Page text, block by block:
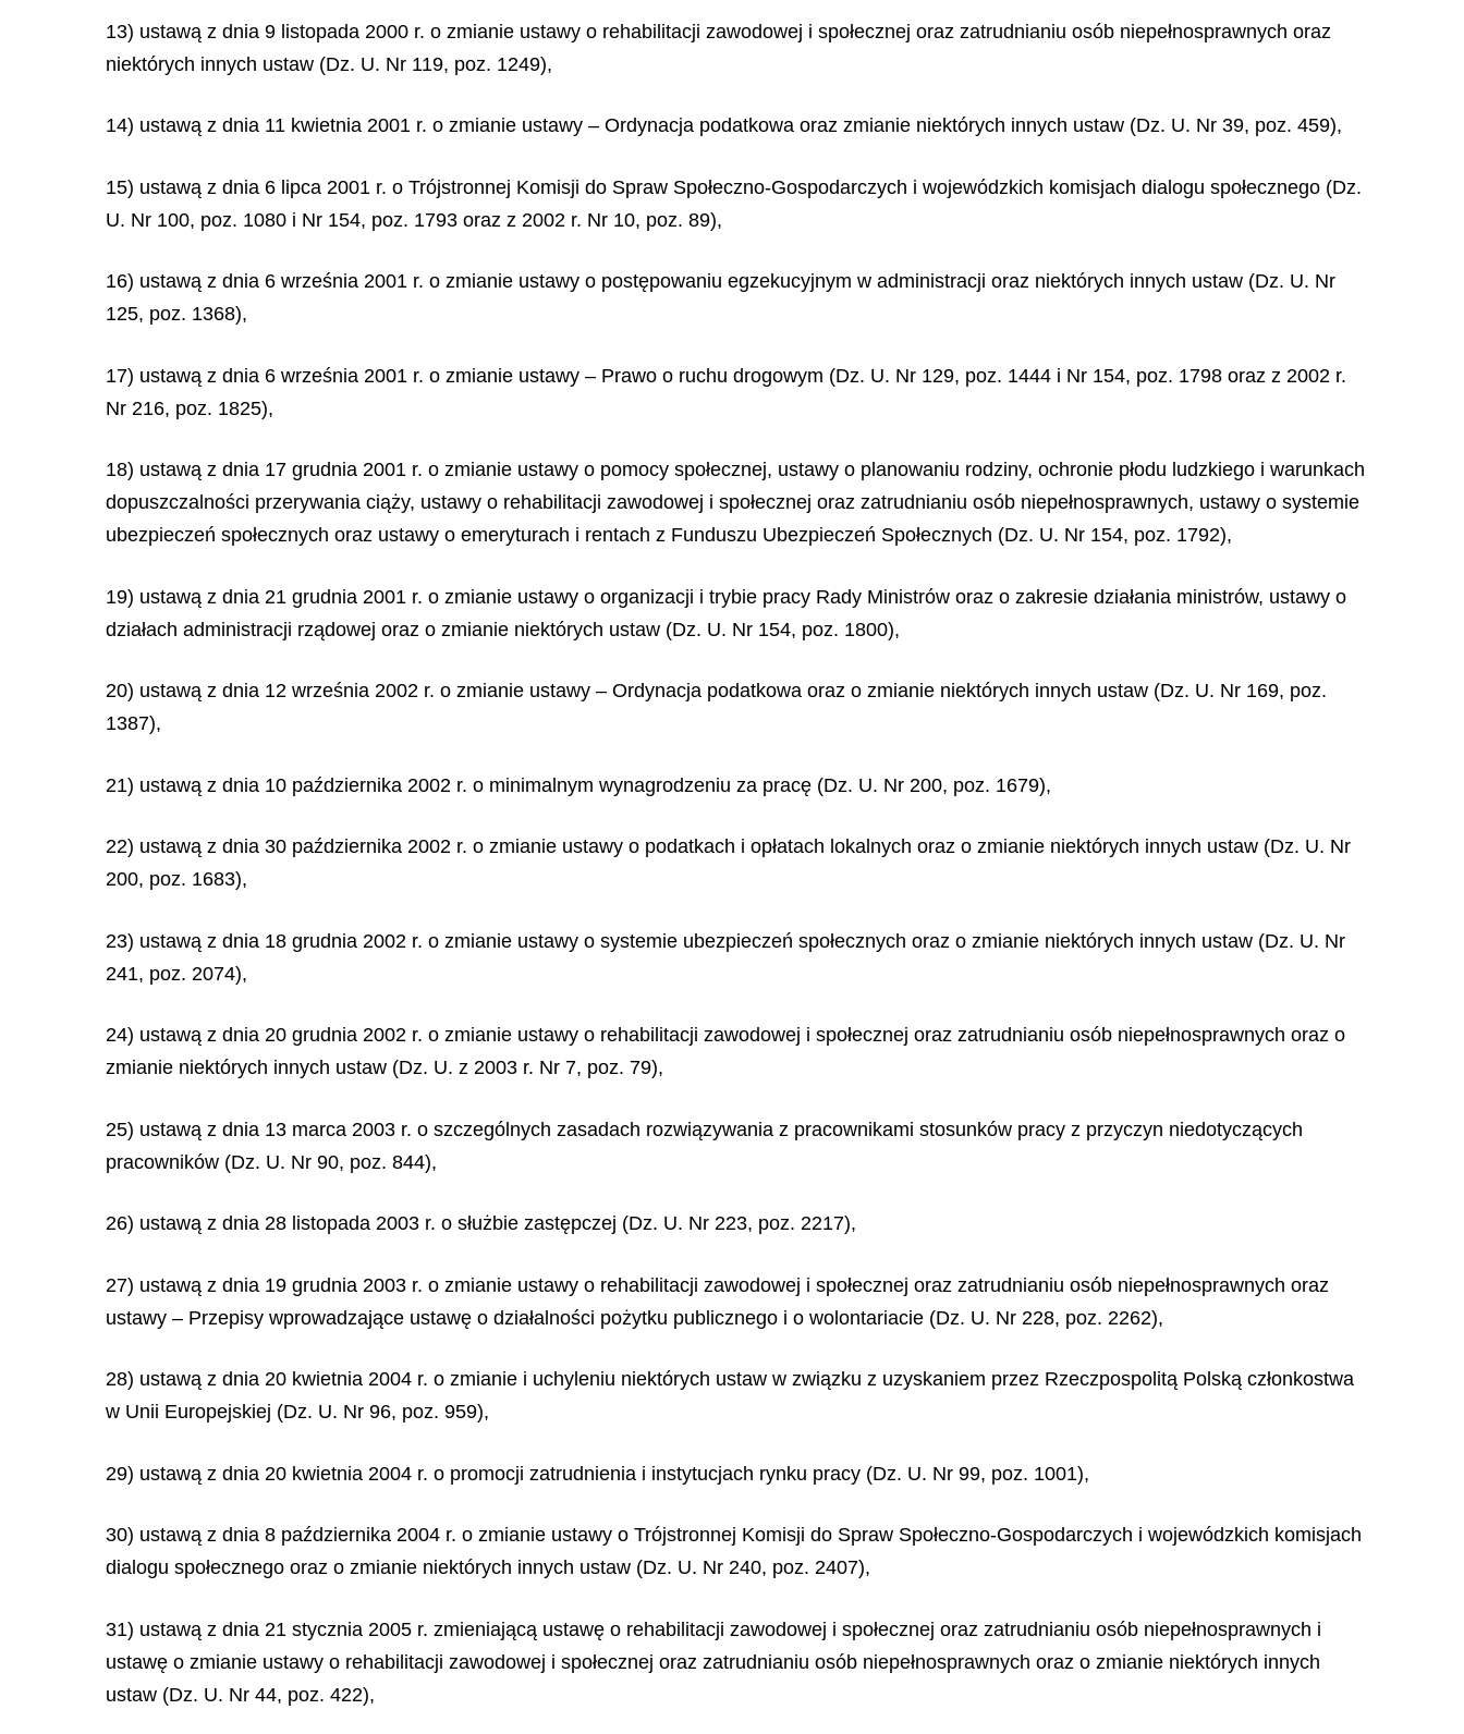
13) ustawą z dnia 9 listopada 2000 r. o zmianie ustawy o rehabilitacji zawodowej i społecznej oraz zatrudnianiu osób niepełnosprawnych oraz
niektórych innych ustaw (Dz. U. Nr 119, poz. 1249),
14) ustawą z dnia 11 kwietnia 2001 r. o zmianie ustawy – Ordynacja podatkowa oraz zmianie niektórych innych ustaw (Dz. U. Nr 39, poz. 459),
15) ustawą z dnia 6 lipca 2001 r. o Trójstronnej Komisji do Spraw Społeczno-Gospodarczych i wojewódzkich komisjach dialogu społecznego (Dz.
U. Nr 100, poz. 1080 i Nr 154, poz. 1793 oraz z 2002 r. Nr 10, poz. 89),
16) ustawą z dnia 6 września 2001 r. o zmianie ustawy o postępowaniu egzekucyjnym w administracji oraz niektórych innych ustaw (Dz. U. Nr
125, poz. 1368),
17) ustawą z dnia 6 września 2001 r. o zmianie ustawy – Prawo o ruchu drogowym (Dz. U. Nr 129, poz. 1444 i Nr 154, poz. 1798 oraz z 2002 r.
Nr 216, poz. 1825),
18) ustawą z dnia 17 grudnia 2001 r. o zmianie ustawy o pomocy społecznej, ustawy o planowaniu rodziny, ochronie płodu ludzkiego i warunkach
dopuszczalności przerywania ciąży, ustawy o rehabilitacji zawodowej i społecznej oraz zatrudnianiu osób niepełnosprawnych, ustawy o systemie
ubezpieczeń społecznych oraz ustawy o emeryturach i rentach z Funduszu Ubezpieczeń Społecznych (Dz. U. Nr 154, poz. 1792),
19) ustawą z dnia 21 grudnia 2001 r. o zmianie ustawy o organizacji i trybie pracy Rady Ministrów oraz o zakresie działania ministrów, ustawy o
działach administracji rządowej oraz o zmianie niektórych ustaw (Dz. U. Nr 154, poz. 1800),
20) ustawą z dnia 12 września 2002 r. o zmianie ustawy – Ordynacja podatkowa oraz o zmianie niektórych innych ustaw (Dz. U. Nr 169, poz.
1387),
21) ustawą z dnia 10 października 2002 r. o minimalnym wynagrodzeniu za pracę (Dz. U. Nr 200, poz. 1679),
22) ustawą z dnia 30 października 2002 r. o zmianie ustawy o podatkach i opłatach lokalnych oraz o zmianie niektórych innych ustaw (Dz. U. Nr
200, poz. 1683),
23) ustawą z dnia 18 grudnia 2002 r. o zmianie ustawy o systemie ubezpieczeń społecznych oraz o zmianie niektórych innych ustaw (Dz. U. Nr
241, poz. 2074),
24) ustawą z dnia 20 grudnia 2002 r. o zmianie ustawy o rehabilitacji zawodowej i społecznej oraz zatrudnianiu osób niepełnosprawnych oraz o
zmianie niektórych innych ustaw (Dz. U. z 2003 r. Nr 7, poz. 79),
25) ustawą z dnia 13 marca 2003 r. o szczególnych zasadach rozwiązywania z pracownikami stosunków pracy z przyczyn niedotyczących
pracowników (Dz. U. Nr 90, poz. 844),
26) ustawą z dnia 28 listopada 2003 r. o służbie zastępczej (Dz. U. Nr 223, poz. 2217),
27) ustawą z dnia 19 grudnia 2003 r. o zmianie ustawy o rehabilitacji zawodowej i społecznej oraz zatrudnianiu osób niepełnosprawnych oraz
ustawy – Przepisy wprowadzające ustawę o działalności pożytku publicznego i o wolontariacie (Dz. U. Nr 228, poz. 2262),
28) ustawą z dnia 20 kwietnia 2004 r. o zmianie i uchyleniu niektórych ustaw w związku z uzyskaniem przez Rzeczpospolitą Polską członkostwa
w Unii Europejskiej (Dz. U. Nr 96, poz. 959),
29) ustawą z dnia 20 kwietnia 2004 r. o promocji zatrudnienia i instytucjach rynku pracy (Dz. U. Nr 99, poz. 1001),
30) ustawą z dnia 8 października 2004 r. o zmianie ustawy o Trójstronnej Komisji do Spraw Społeczno-Gospodarczych i wojewódzkich komisjach
dialogu społecznego oraz o zmianie niektórych innych ustaw (Dz. U. Nr 240, poz. 2407),
31) ustawą z dnia 21 stycznia 2005 r. zmieniającą ustawę o rehabilitacji zawodowej i społecznej oraz zatrudnianiu osób niepełnosprawnych i
ustawę o zmianie ustawy o rehabilitacji zawodowej i społecznej oraz zatrudnianiu osób niepełnosprawnych oraz o zmianie niektórych innych
ustaw (Dz. U. Nr 44, poz. 422),